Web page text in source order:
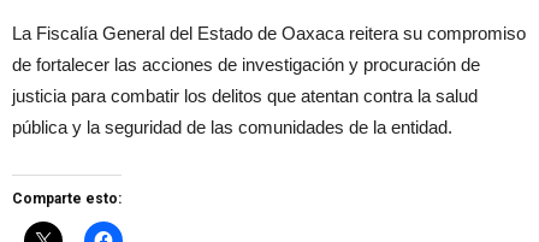
La Fiscalía General del Estado de Oaxaca reitera su compromiso
de fortalecer las acciones de investigación y procuración de
justicia para combatir los delitos que atentan contra la salud
pública y la seguridad de las comunidades de la entidad.
Comparte esto: